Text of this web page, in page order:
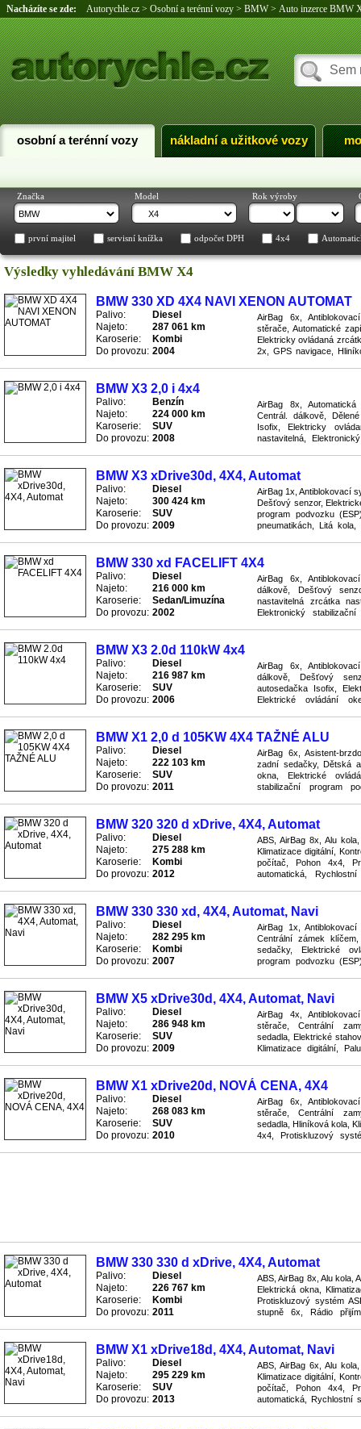
Nacházíte se zde: Autorychle.cz > Osobní a terénní vozy > BMW> Auto inzerce BMW
osobní a terénní vozy nákladní a užitkové vozy
Značka Model Rok výroby
první majitel servisní knížka odpočet DPH 4x4
Výsledky vyhledávání BMW X4
BMW 330 XD 4X4 NAVI XENON AUTOMAT
Palivo:
Diesel
Najeto:
287 061 km
Karoserie:
Kombi
Do provozu: 2004
AirBag 6x,
stěrače, Automatické
Elektricky ovládaná
2x, GPS navigace,
BMW X3 2,0 i 4x4
Palivo:
Benzín
Najeto:
224 000 km
Karoserie:
SUV
Do provozu: 2008
AirBag 8x,
Centrál. dálkově,
Isofix, Elektricky
nastavitelná,
BMW X3 xDrive30d, 4X4, Automat
Palivo:
Diesel
Najeto:
300 424 km
Karoserie:
SUV
Do provozu: 2009
AirBag 1x, Antiblokovací
Dešťový senzor,
program podvozku
pneumatikách, Litá
BMW 330 xd FACELIFT 4X4
Palivo:
Diesel
Najeto:
216 000 km
Karoserie:
Sedan/Limuzína
Do provozu: 2002
AirBag 6x,
dálkově, Dešťový
nastavitelná zrcátka
Elektronický
BMW X3 2.0d 110kW 4x4
Palivo:
Diesel
Najeto:
216 987 km
Karoserie:
SUV
Do provozu: 2006
AirBag 6x,
dálkově, Dešťový
autosedačka Isofix,
Elektrické ovládání
BMW X1 2,0 d 105KW 4X4 TAŽNÉ ALU
Palivo:
Diesel
Najeto:
222 103 km
Karoserie:
SUV
Do provozu: 2011
AirBag 6x, Asistent-
zadní sedačky, Dětská
okna, Elektrické
stabilizační program
BMW 320 320 d xDrive, 4X4, Automat
Palivo:
Diesel
Najeto:
275 288 km
Karoserie:
Kombi
Do provozu: 2012
ABS, AirBag 8x, Alu
Klimatizace digitální,
počítač, Pohon 4x4,
automatická,
BMW 330 330 xd, 4X4, Automat, Navi
Palivo:
Diesel
Najeto:
282 295 km
Karoserie:
Kombi
Do provozu: 2007
AirBag 1x,
Centrální zámek
sedačky, Elektrické
program podvozku
BMW X5 xDrive30d, 4X4, Automat, Navi
Palivo:
Diesel
Najeto:
286 948 km
Karoserie:
SUV
Do provozu: 2009
AirBag 4x,
stěrače, Centrální
sedadla, Elektrické
Klimatizace digitální,
BMW X1 xDrive20d, NOVÁ CENA, 4X4
Palivo:
Diesel
Najeto:
268 083 km
Karoserie:
SUV
Do provozu: 2010
AirBag 6x,
stěrače, Centrální
sedadla, Hliníková kola,
4x4, Protiskluzový
BMW 330 330 d xDrive, 4X4, Automat
Palivo:
Diesel
Najeto:
226 767 km
Karoserie:
Kombi
Do provozu: 2011
ABS, AirBag 8x, Alu kola,
Elektrická okna,
Protiskluzový systém
stupně 6x, Rádio
BMW X1 xDrive18d, 4X4, Automat, Navi
Palivo:
Diesel
Najeto:
295 229 km
Karoserie:
SUV
Do provozu: 2013
ABS, AirBag 6x, Alu
Klimatizace digitální,
počítač, Pohon 4x4,
automatická, Rychlostní